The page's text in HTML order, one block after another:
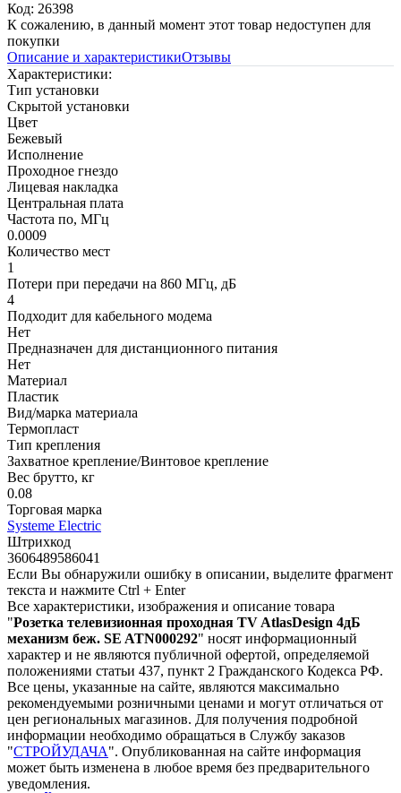
Код: 26398
К сожалению, в данный момент этот товар недоступен для
покупки
Описание и характеристикиОтзывы
Характеристики:
Тип установки
Скрытой установки
Цвет
Бежевый
Исполнение
Проходное гнездо
Лицевая накладка
Центральная плата
Частота по, МГц
0.0009
Количество мест
1
Потери при передачи на 860 МГц, дБ
4
Подходит для кабельного модема
Нет
Предназначен для дистанционного питания
Нет
Материал
Пластик
Вид/марка материала
Термопласт
Тип крепления
Захватное крепление/Винтовое крепление
Вес брутто, кг
0.08
Торговая марка
Systeme Electric
Штрихкод
3606489586041
Если Вы обнаружили ошибку в описании, выделите фрагмент
текста и нажмите Ctrl + Enter
Все характеристики, изображения и описание товара
"Розетка телевизионная проходная TV AtlasDesign 4дБ
механизм беж. SE ATN000292" носят информационный
характер и не являются публичной офертой, определяемой
положениями статьи 437, пункт 2 Гражданского Кодекса РФ.
Все цены, указанные на сайте, являются максимально
рекомендуемыми розничными ценами и могут отличаться от
цен региональных магазинов. Для получения подробной
информации необходимо обращаться в Службу заказов
"СТРОЙУДАЧА". Опубликованная на сайте информация
может быть изменена в любое время без предварительного
уведомления.